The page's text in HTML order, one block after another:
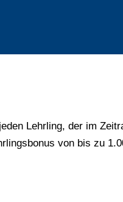
Lehrling, der im
von bis zu